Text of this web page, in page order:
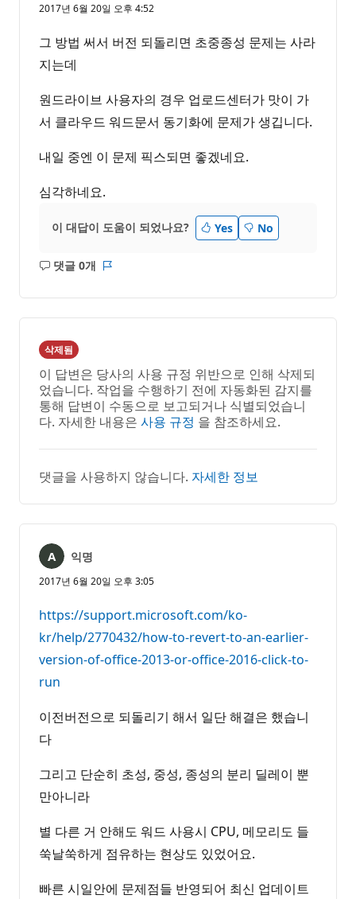
2017년 6월 20일 오후 4:52
그 방법 써서 버전 되돌리면 초중종성 문제는 사라
지는데
원드라이브 사용자의 경우 업로드센터가 맛이 가
서 클라우드 워드문서 동기화에 문제가 생깁니다.
내일 중엔 이 문제 픽스되면 좋겠네요.
심각하네요.
이 대답이 도움이 되었나요? Yes No
댓글 0개
설
음
삭제됨
이 답변은 당사의 사용 규정 위반으로 인해 삭제되
었습니다. 작업을 수행하기 전에 자동화된 감지를
통해 답변이 수동으로 보고되거나 식별되었습니
다. 자세한 내용은 사용 규정 을 참조하세요.
댓글을 사용하지 않습니다. 자세한 정보
익명
2017년 6월 20일 오후 3:05
https://support.microsoft.com/ko-
kr/help/2770432/how-to-revert-to-an-earlier-
version-of-office-2013-or-office-2016-click-to-
run
이전버전으로 되돌리기 해서 일단 해결은 했습니
다
그리고 단순히 초성, 중성, 종성의 분리 딜레이 뿐
만아니라
별 다른 거 안해도 워드 사용시 CPU, 메모리도 들
쑥날쑥하게 점유하는 현상도 있었어요.
빠른 시일안에 문제점들 반영되어 최신 업데이트